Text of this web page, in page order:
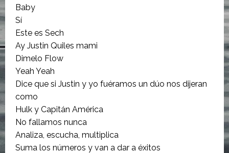
Baby
Sí
Este es Sech
Ay Justin Quiles mami
Dimelo Flow
Yeah Yeah
Dice que si Justin y yo fuéramos un dúo nos dijeran
como
Hulk y Capitán América
No fallamos nunca
Analiza, escucha, multiplica
Suma los números y van a dar a éxitos